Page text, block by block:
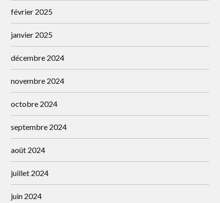
février 2025
janvier 2025
décembre 2024
novembre 2024
octobre 2024
septembre 2024
août 2024
juillet 2024
juin 2024